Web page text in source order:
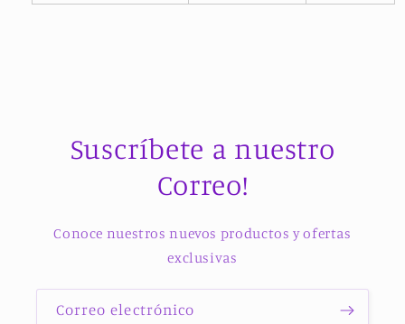
Suscríbete a nuestro
Correo!
Conoce nuestros nuevos productos y ofertas
exclusivas
Correo electrónico